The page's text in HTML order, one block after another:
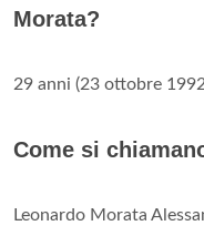
Morata?
29 anni (23 ottobre
Come si
Leonardo Morata